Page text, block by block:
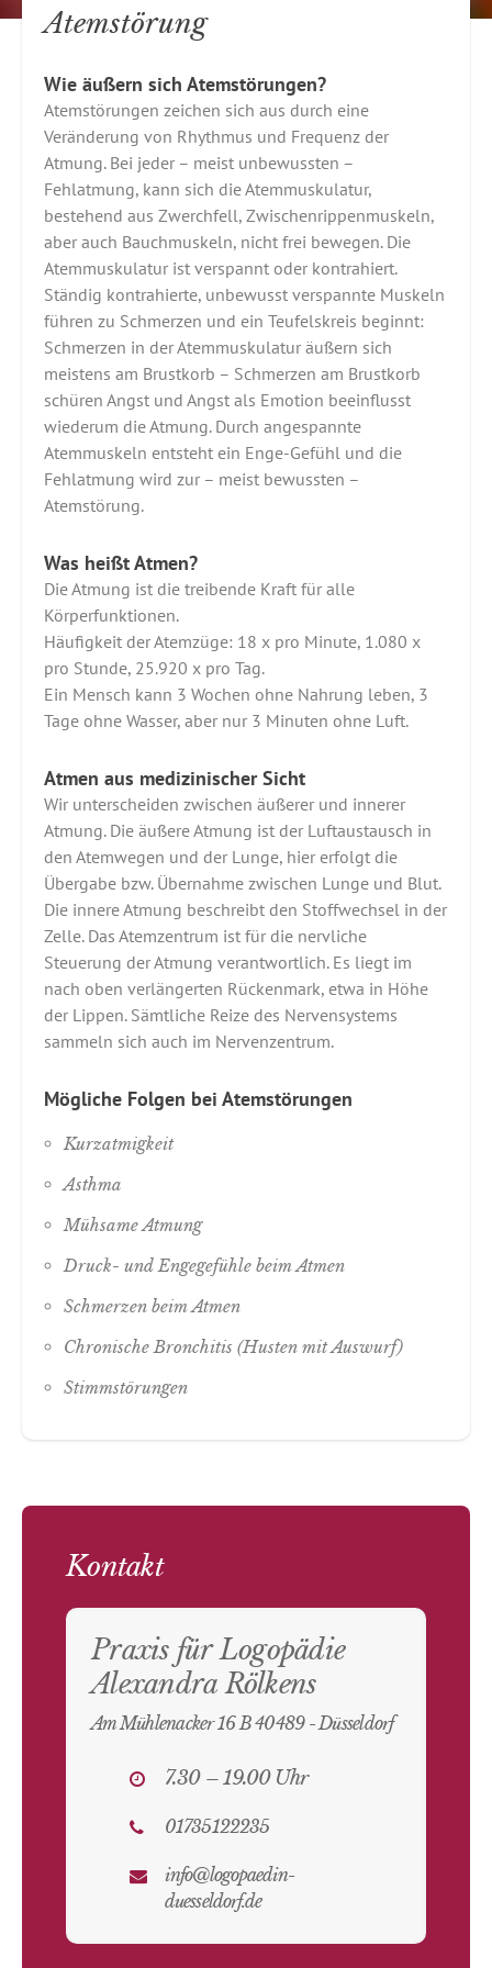
Atemstörung
Wie äußern sich Atemstörungen?
Atemstörungen zeichen sich aus durch eine
Veränderung von Rhythmus und Frequenz der
Atmung. Bei jeder – meist unbewussten –
Fehlatmung, kann sich die Atemmuskulatur,
bestehend aus Zwerchfell, Zwischenrippenmuskeln,
aber auch Bauchmuskeln, nicht frei bewegen. Die
Atemmuskulatur ist verspannt oder kontrahiert.
Ständig kontrahierte, unbewusst verspannte Muskeln
führen zu Schmerzen und ein Teufelskreis beginnt:
Schmerzen in der Atemmuskulatur äußern sich
meistens am Brustkorb – Schmerzen am Brustkorb
schüren Angst und Angst als Emotion beeinflusst
wiederum die Atmung. Durch angespannte
Atemmuskeln entsteht ein Enge-Gefühl und die
Fehlatmung wird zur – meist bewussten –
Atemstörung.
Was heißt Atmen?
Die Atmung ist die treibende Kraft für alle
Körperfunktionen.
Häufigkeit der Atemzüge: 18 x pro Minute, 1.080 x
pro Stunde, 25.920 x pro Tag.
Ein Mensch kann 3 Wochen ohne Nahrung leben, 3
Tage ohne Wasser, aber nur 3 Minuten ohne Luft.
Atmen aus medizinischer Sicht
Wir unterscheiden zwischen äußerer und innerer
Atmung. Die äußere Atmung ist der Luftaustausch in
den Atemwegen und der Lunge, hier erfolgt die
Übergabe bzw. Übernahme zwischen Lunge und Blut.
Die innere Atmung beschreibt den Stoffwechsel in der
Zelle. Das Atemzentrum ist für die nervliche
Steuerung der Atmung verantwortlich. Es liegt im
nach oben verlängerten Rückenmark, etwa in Höhe
der Lippen. Sämtliche Reize des Nervensystems
sammeln sich auch im Nervenzentrum.
Mögliche Folgen bei Atemstörungen
Kurzatmigkeit
Asthma
Mühsame Atmung
Druck- und Engegefühle beim Atmen
Schmerzen beim Atmen
Chronische Bronchitis (Husten mit Auswurf)
Stimmstörungen
Kontakt
Praxis für Logopädie
Alexandra Rölkens
Am Mühlenacker 16 B 40489 - Düsseldorf
7.30 – 19.00 Uhr
01735122235
info@logopaedin-
duesseldorf.de